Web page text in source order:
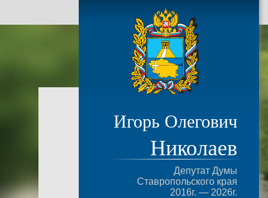
Игорь Олегович
Николаев
Депутат Думы
Ставропольского края
2016г. — 2026г.